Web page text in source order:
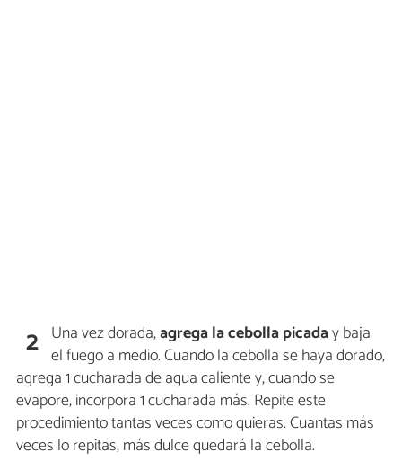
2 Una vez dorada,agrega la cebolla picaday baja
el fuego a medio. Cuando la cebolla se haya dorado,
agrega 1 cucharada de agua caliente y, cuando se
evapore, incorpora 1 cucharada más. Repite este
procedimiento tantas veces como quieras. Cuantas más
veces lo repitas, más dulce quedará la cebolla.